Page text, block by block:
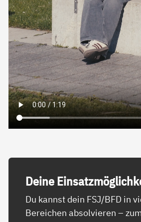
Dei­ne
Du kannst dein FSJ/BFD in
Bereichen absolvieren –